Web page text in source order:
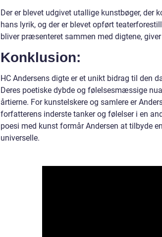
Der er blevet udgivet utallige kunstbøger, der
hans lyrik, og der er blevet opført
bliver præsenteret sammen med digtene,
Konklusion:
HC Andersens digte er et unikt bidrag til den
Deres poetiske dybde og følelsesmæssige
årtierne. For kunstelskere og samlere er
forfatterens inderste tanker og følelser i en
poesi med kunst formår Andersen at tilbyde
universelle.